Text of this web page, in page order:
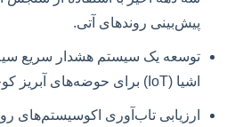
پیش‌بینی روندهای آتی.
توسعه یک سیستم هشدار سریع
اشیا (IoT) برای حوضه‌های آبریز کوچک با داده‌های محدود.
ارزیابی تاب‌آوری اکوسیستم‌های